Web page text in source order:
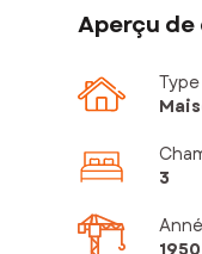
Aperçu de
3